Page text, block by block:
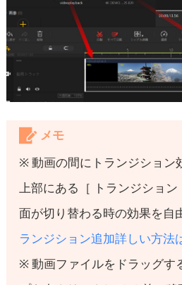
メモ
※ 動画の間にトランジション
上部にある［ トランジショ
面が切り替わる時の効果を自
ランジション追加詳しい方法
※ 動画ファイルをドラッグす